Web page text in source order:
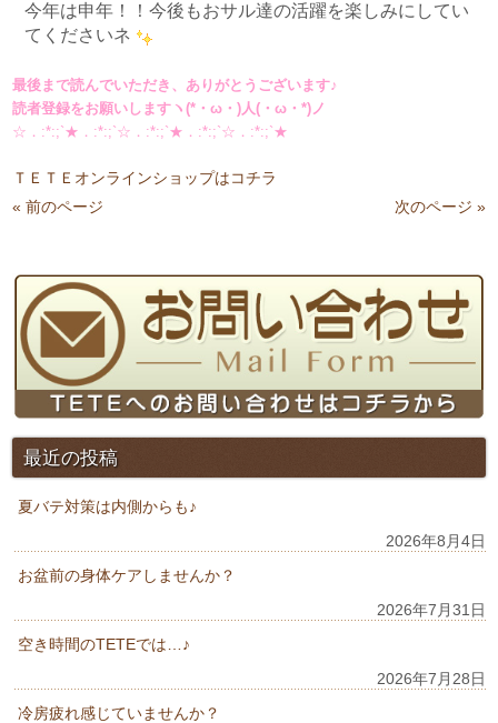
今年は申年！！今後もおサル達の活躍を楽しみにしてい
てくださいネ
最後まで読んでいただき、ありがとうございます♪
読者登録をお願いしますヽ(*・ω・)人(・ω・*)ノ
☆．:*:;`★．:*:;`☆．:*:;`★．:*:;`☆．:*:;`★
ＴＥＴＥオンラインショップはコチラ
« 前のページ
次のページ »
最近の投稿
夏バテ対策は内側からも♪
2026年8月4日
お盆前の身体ケアしませんか？
2026年7月31日
空き時間のTETEでは…♪
2026年7月28日
冷房疲れ感じていませんか？